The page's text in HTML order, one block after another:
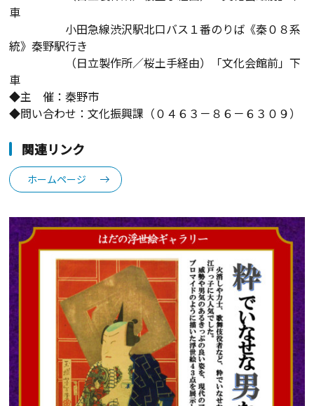
車
小田急線渋沢駅北口バス１番のりば《秦０８系
統》秦野駅行き
（日立製作所／桜土手経由）「文化会館前」下
車
◆主 催：秦野市
◆問い合わせ：文化振興課（０４６３－８６－６３０９）
関連リンク
ホームページ